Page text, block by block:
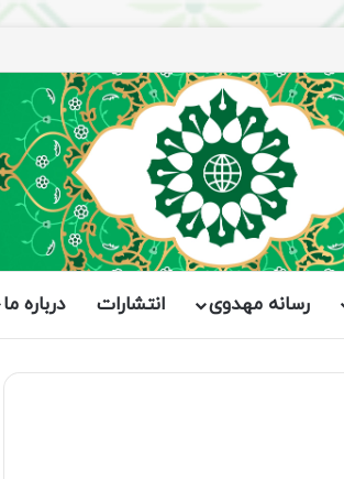
رسانه مهدوی انتشارات درباره ما